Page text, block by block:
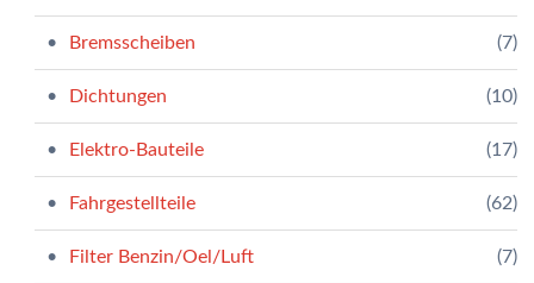
Bremsscheiben (7)
Dichtungen (10)
Elektro-Bauteile (17)
Fahrgestellteile (62)
Filter Benzin/Oel/Luft (7)